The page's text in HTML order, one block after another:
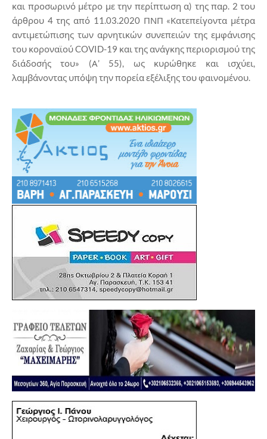
και προσωρινό μέτρο με την περίπτωση α) της παρ. 2 του
άρθρου 4 της από 11.03.2020 ΠΝΠ «Κατεπείγοντα μέτρα
αντιμετώπισης των αρνητικών συνεπειών της εμφάνισης
του κοροναϊού COVID-19 και της ανάγκης περιορισμού της
διάδοσής του» (Α’ 55), ως κυρώθηκε και ισχύει,
λαμβάνοντας υπόψη την πορεία εξέλιξης του φαινομένου.